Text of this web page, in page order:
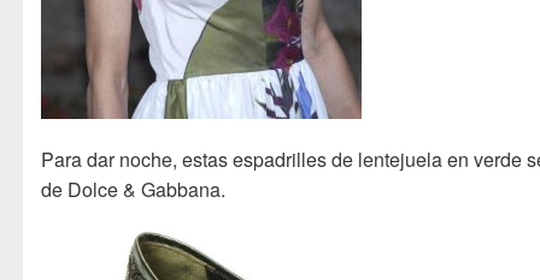
Para dar noche, estas espadrilles de lentejuela en verde
de Dolce & Gabbana.